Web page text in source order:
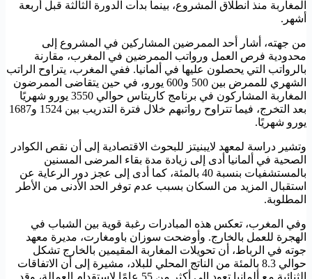
المغاربة منذ انطلاق المشروع، بينما بدأت الدورة الثالثة قبل أربعة
أشهر.
من جهته، أشار أحد الممرضين المشاركين في المشروع إلى
محدودية فرص العمل ورواتب الممرضين في المغرب، مقارنة
بالرواتب التي يحصلون عليها في ألمانيا. ففي المغرب، يتراوح الراتب
الشهري للممرض بين 500 و600 يورو، في حين يتقاضى الممرضون
المغاربة المشاركون في برنامج كاريتاس حوالي 3550 يورو شهريًا
بعد التخرج، فيما تتراوح رواتبهم خلال فترة التدريب بين 1524 و1687
يورو شهريًا.
وتشير دراسة لمعهد لايبنيتز للبحوث الاقتصادية إلى أن نقص الكوادر
الصحية في ألمانيا أدى إلى زيادة مدة بقاء المرضى المسنين
بالمستشفيات بنسبة 40 بالمئة، كما أدى إلى عجز دور الرعاية عن
استقبال المزيد من السكان بسبب عدم توفر الحد الأدنى من الأطر
المطلوبة.
وفي المغرب، تعكس هذه المبادرات رغبة قوية بين الشباب في
الهجرة للعمل بالخارج. وأوضحت سوزان باومغارت، مديرة معهد
جوته في الرباط، أن تحويلات المغاربة المقيمين بالخارج تشكل
حوالي 8.3 بالمئة من الناتج المحلي للبلاد، مشيرة إلى أن الاتفاقات
الثنائية مع ألمانيا تعود إلى أكثر من 55 عامًا لاستقدام العمالة، وقد